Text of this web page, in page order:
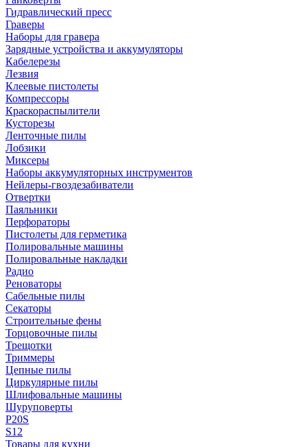
Гидравлический пресс
Граверы
Наборы для гравера
Зарядные устройства и аккумуляторы
Кабелерезы
Лезвия
Клеевые пистолеты
Компрессоры
Краскораспылители
Кусторезы
Ленточные пилы
Лобзики
Миксеры
Наборы аккумуляторных инструментов
Нейлеры-гвоздезабиватели
Отвертки
Паяльники
Перфораторы
Пистолеты для герметика
Полировальные машины
Полировальные накладки
Радио
Реноваторы
Сабельные пилы
Секаторы
Строительные фены
Торцовочные пилы
Трещотки
Триммеры
Цепные пилы
Циркулярные пилы
Шлифовальные машины
Шуруповерты
P20S
S12
Товары для кухни